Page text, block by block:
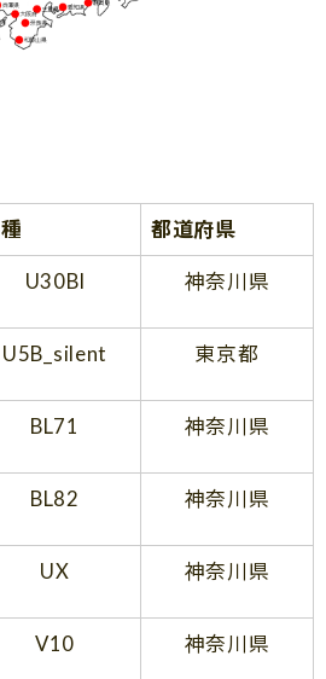
都道府県
U30Bl 神奈川県
U5B_silent 東京都
BL71 神奈川県
BL82 神奈川県
UX 神奈川県
V10 神奈川県